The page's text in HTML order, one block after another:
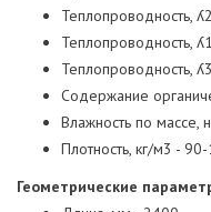
Теплопроводность,
Теплопроводность,
Теплопроводность,
Содержание
Влажность по массе,
Плотность, кг/м3 -
Геометрические